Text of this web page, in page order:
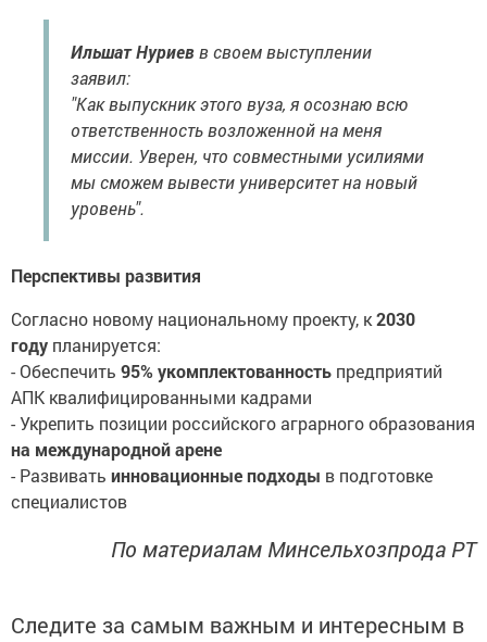
Ильшат Нуриевв своем выступлении
заявил:
"Как выпускник этого вуза, я осознаю всю
ответственность возложенной на меня
миссии. Уверен, что совместными усилиями
мы сможем вывести университет на новый
уровень".
Перспективы развития
Согласно новому национальному проекту, к2030
году планируется:
- Обеспечить 95% укомплектованность предприятий
АПК квалифицированными кадрами
- Укрепить позиции российского аграрного образования
на международной арене
- Развивать инновационные подходы в подготовке
специалистов
По материалам Минсельхозпрода РТ
Следите за самым важным и интересным в